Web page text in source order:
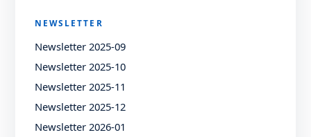
NEWSLETTER
Newsletter 2025-09
Newsletter 2025-10
Newsletter 2025-11
Newsletter 2025-12
Newsletter 2026-01